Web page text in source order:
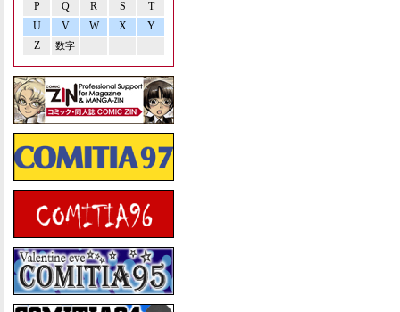
P Q R S
T
U
V W X
Y
Z
数字